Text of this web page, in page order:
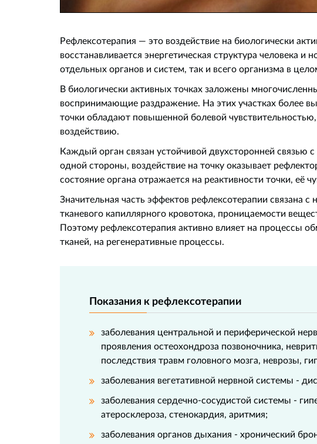
Рефлексотерапия — это воздействие на биологически
восстанавливается энергетическая структура человека и
отдельных органов и систем, так и всего организма в
В биологически активных точках заложены
воспринимающие раздражение. На этих участках более
точки обладают повышенной болевой
воздействию.
Каждый орган связан устойчивой двухсторонней связью
одной стороны, воздействие на точку оказывает
состояние органа отражается на реактивности точки, её
Значительная часть эффектов рефлексотерапии связана
тканевого капиллярного кровотока, проницаемости
Поэтому рефлексотерапия активно влияет на процессы
тканей, на регенеративные процессы.
Показания к рефлексотерапии
заболевания центральной и периферической
проявления остеохондроза позвоночника,
последствия травм головного мозга, неврозы,
заболевания вегетативной нервной системы -
заболевания сердечно-сосудистой системы -
атеросклероза, стенокардия, аритмия;
заболевания органов дыхания - хронический